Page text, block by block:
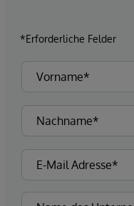
*Erforderliche Felder